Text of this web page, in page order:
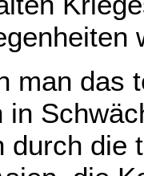
man das
in
durch die